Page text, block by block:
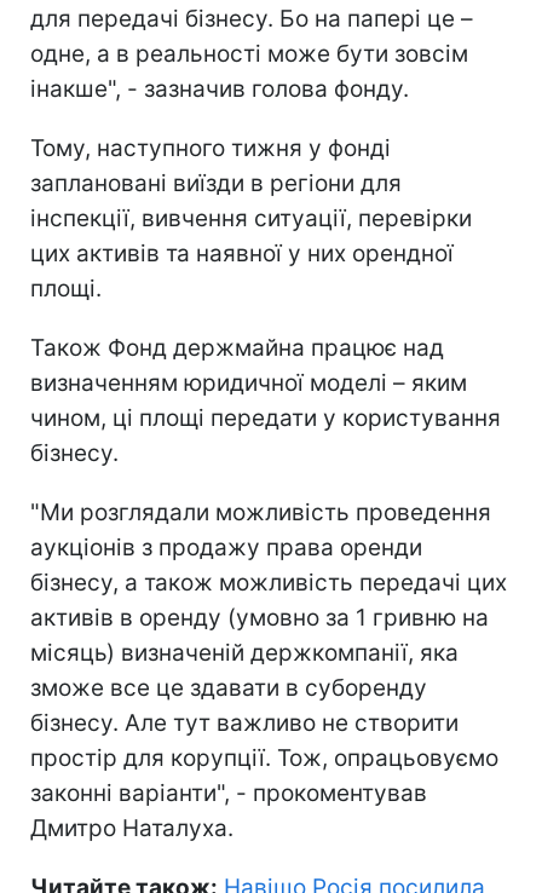
для передачі бізнесу. Бо на папері це –
одне, а в реальності може бути зовсім
інакше", - зазначив голова фонду.
Тому, наступного тижня у фонді
заплановані виїзди в регіони для
інспекції, вивчення ситуації, перевірки
цих активів та наявної у них орендної
площі.
Також Фонд держмайна працює над
визначенням юридичної моделі – яким
чином, ці площі передати у користування
бізнесу.
"Ми розглядали можливість проведення
аукціонів з продажу права оренди
бізнесу, а також можливість передачі цих
активів в оренду (умовно за 1 гривню на
місяць) визначеній держкомпанії, яка
зможе все це здавати в суборенду
бізнесу. Але тут важливо не створити
простір для корупції. Тож, опрацьовуємо
законні варіанти", - прокоментував
Дмитро Наталуха.
Читайте також: Навіщо Росія посилила